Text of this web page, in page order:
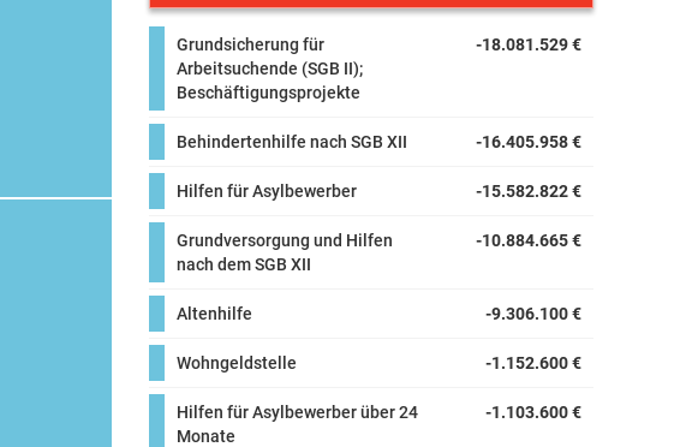
Grundsicherung für
Arbeitsuchende (SGB II);
Beschäftigungsprojekte
-18.081.529 €
Behindertenhilfe nach SGB XII -16.405.958 €
Hilfen für Asylbewerber -15.582.822 €
Grundversorgung und Hilfen
nach dem SGB XII
-10.884.665 €
Altenhilfe -9.306.100 €
Wohngeldstelle -1.152.600 €
Hilfen für Asylbewerber über 24
Monate
-1.103.600 €